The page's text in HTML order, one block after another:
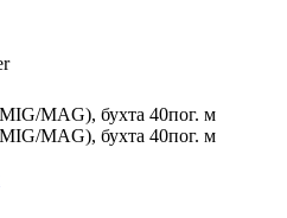
MAG), бухта 40пог. м
MAG), бухта 40пог. м